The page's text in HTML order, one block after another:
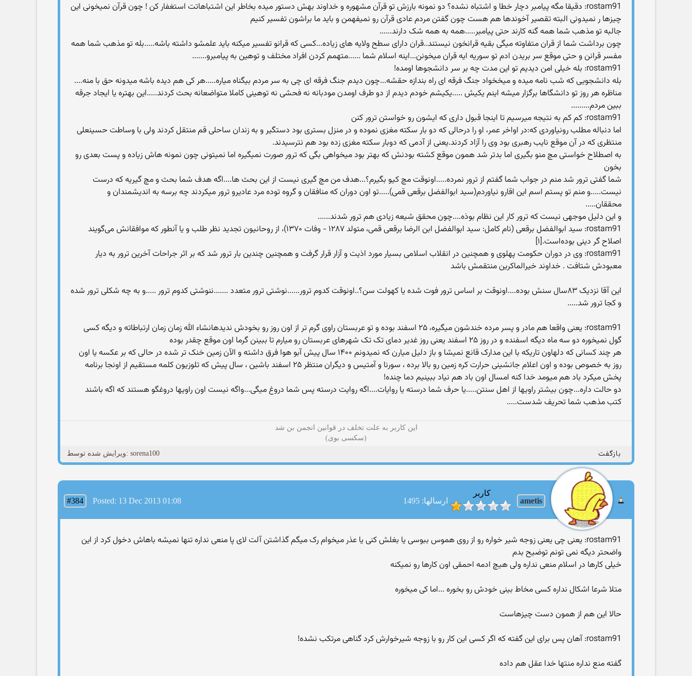
rostam91: دقیقا مگه پیامبر دچار خطا و اشتباه نشده؟ دو نمونه بارزش تو قرآن مشهوره و خداوند بهش دستور میده بخاطر این اشتباهاتت استغفار کن ! چون قرآن نمیخونی این
چیزها ر نمیدونی البته تقصیر آخوندها هم هست چون گفتن مردم عادی قرآن رو نمیفهمن و باید ما براشون تفسیر کنیم
جالبه تو مذهب شما همه گنه کارند حتی پیامبر.....همه به همه شک دارند......
چون برداشت شما از قران متفاوته میگی بقیه قرانخون نیستند..قران دارای سطح ولایه های زیاده...کسی که قرانو تفسیر میکنه باید علمشو داشته باشه.....بله تو مذهب شما همه
مفسر قرانن و حتی موقع سر بریدن ادم تو سوریه ایه قران میخونن...اینه اسلام شما ......متهمم کردن افراد مختلف و توهین به پیامبرو.......
rostam91: بله خیلی امن دیدیم تو این مدت چه بر سر دانشجوها اومده!
بله دانشجویی که شب نامه میده و میخخواد جنگ فرقه ای راه بندازه حقشه...چون دیدم جنگ فرقه ای چی به سر مردم بیگناه میاره.....هر کی هم دیده باشه میدونه حق با منه....
مناظره هر روز تو دانشگاها برگزار میشه اینم یکیش .....یکیشم خودم دیدم از دو طرف اومدن مودبانه نه فحشی نه توهینی کاملا متواضعانه بحث کردند.....این بهتره یا ایجاد جرقه
ببین مردم.........
rostam91: کم کم به نتیجه میرسیم تا اینجا قبول داری که ایشون رو خواستن ترور کنن
اما دنباله مطلب رونیاوردی که:در اواخر عمر، او را درحالی که دو بار سکته مغزی نموده و در منزل بستری بود دستگیر و به زندان ساحلی قم منتقل کردند ولی با وساطت حسینعلی
منتظری که در آن موقع نایب رهبری بود وی را آزاد کردند.یعنی از آدمی که دوبار سکته مغزی زده بود هم نترسیدند.
به اصطلاح خواستی مچ منو بگیری اما بدتر شد همون موقع کشته بودنش که بهتر بود میخواهی بگی که ترور صورت نمیگیره اما نمیتونی چون نمونه هاش زیاده و پست بعدی رو
بخون
شما گفتی ترور شد منم در جواب شما گفتم از ترور نمرده.....اونوقت مچ کیو بگیرم؟...هدف من مچ گیری نیست از این بحث ها....اگه هدف شما بحث و مچ گیریه که درست
نیست.....و منم تو پستم اسم این اقارو نیاوردم(سید ابوالفضل برقعی قمی).....تو اون دوران که منافقان و گروه توده مرد عادیرو ترور میکردند چه برسه به اندیشمندان و
محققان.....
و این دلیل موجهی نیست که ترور کار این نظام بوذه....چون محقق شیعه زیادی هم ترور شدند......
rostam91: سید ابوالفضل برقعی (نام کامل: سید ابوالفضل ابن الرضا برقعی قمی، متولد ۱۲۸۷ - وفات ۱۳۷۰)، از روحانیون تجدید نظر طلب و یا آنطور که موافقانش می‌گویند
اصلاح گر دینی بوده‌است.[۱]
rostam91: وی در دوران حکومت پهلوی و همچنین در انقلاب اسلامی بسیار مورد اذیت و آزار قرار گرفت و همچنین چندین بار ترور شد که بر اثر جراحات آخرین ترور به دیار
معبودش شتافت . خداوند خیرالماکرین منتقمش باشد
این آقا نزدیک ۸۳سال سنش بوده....اونوقت بر اساس ترور فوت شده یا کهولت سن؟..اونوقت کدوم ترور......نوشتی ترور متعدد .......ننوشتی کدوم ترور .....و به چه شکلی ترور شده
و کجا ترور شد.....
rostam91: یعنی واقعا هم مادر و پسر مرده خندشون میگیره، ۲۵ اسفند بوده و تو عربستان راوی گرم تر از اون روز رو بخودش ندیدهانشاء الله زمان زمان ارتباطاته و دیگه کسی
گول نمیخوره دو سه ماه دیگه اسفنده و در روز ۲۵ اسفند یعنی روز غدیر دمای تک تک شهرهای عربستان رو میارم تا ببینن گرما اون موقع چقدر بوده
هر چند کسانی که دلهاون تاریکه با این مدارک قانع نمیشا و باز دلیل میارن که نمیدونم ۱۴۰۰ سال پیش آبو هوا فرق داشته و الآن زمین خنک تر شده در حالی که بر عکسه یا اون
روز به خصوص بوده و اون اعلام جانشینی حرارت کره زمین رو بالا برده ، سورنا و آمتیس و دیگران منتظر ۲۵ اسفند باشین ، سال پیش که تلوزیون کلمه مستقیم از اونجا برنامه
پخش میکرد باد هم میومد خدا کنه امسال اون باد هم نیاد ببینیم دما چنده!
دو حالت داره...چون بیشتر راویها از اهل سنتن.....یا حرف شما درسته یا روایات....اگه روایت درسته پس شما دروغ میگی...واگه نیست اون راویها دروغگو هستند که اگه باشند
کتب مذهب شما تحریف شدست.....
این کاربر به علت تخلف در قوانین انجمن بن شد
(سکسی بوی)
بازگفت ویرایش شده توسط: sorena100
ametis
کاربر
ارسالها: 1495
#384 Posted: 13 Dec 2013 01:08
rostam91: یعنی چی یعنی زوجه شیر خواره رو از روی هموس ببوسی یا بغلش کنی یا عذر میخوام رک میگم گذاشتن آلت لای پا منعی نداره تنها نمیشه باهاش دخول کرد از این
واضحتر دیگه نمی تونم توضیح بدم
خیلی کارها در اسلام منعی نداره ولی هیچ ادمه احمقی اون کارها رو نمیکنه
متلا شرعا اشکال نداره کسی مخاط بینی خودش رو بخوره ...اما کی میخوره
حالا این هم از همون دست چیزهاست
rostam91: آهان پس برای این گفته که اگر کسی این کار رو با زوجه شیرخوارش کرد گناهی مرتکب نشده!
گفته منع نداره منتها خدا عقل هم داده